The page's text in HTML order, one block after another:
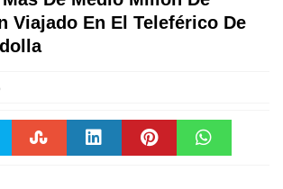
Viajado En El Teleférico De